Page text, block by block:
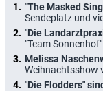
"The Masked
Sendeplatz und
"Die
"Team Sonnenhof"
Melissa
Weihnachtsshow
"Die Flodders"